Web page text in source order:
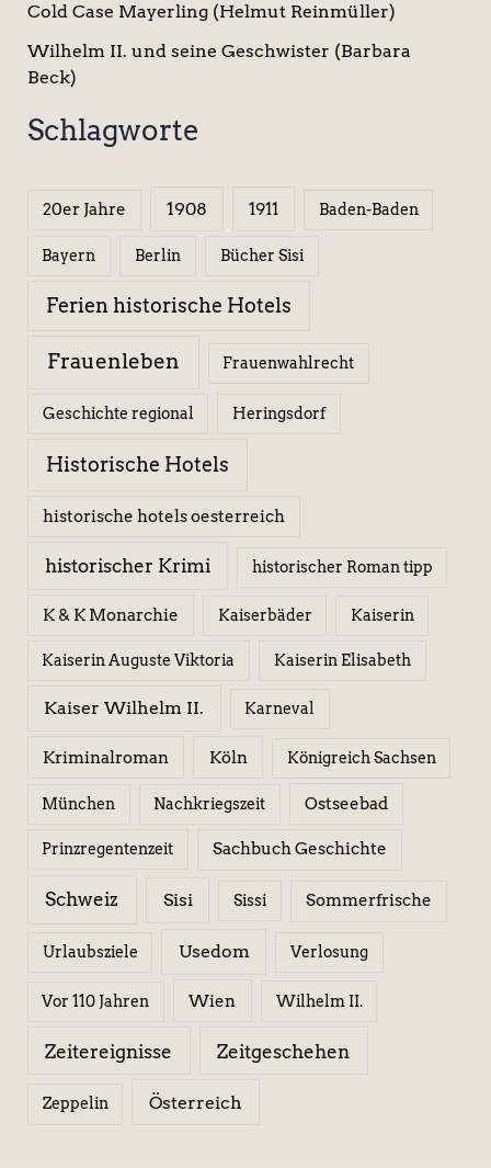
Cold Case Mayerling (Helmut Reinmüller)
Wilhelm II. und seine Geschwister (Barbara
Beck)
Schlagworte
20er Jahre 1908 1911 Baden-Baden
Bayern Berlin Bücher Sisi
Ferien historische Hotels
Frauenleben Frauenwahlrecht
Geschichte regional Heringsdorf
Historische Hotels
historische hotels oesterreich
historischer Krimi historischer Roman tipp
K & K Monarchie Kaiserbäder Kaiserin
Kaiserin Auguste Viktoria Kaiserin Elisabeth
Kaiser Wilhelm II. Karneval
Kriminalroman Köln Königreich Sachsen
München Nachkriegszeit Ostseebad
Prinzregentenzeit Sachbuch Geschichte
Schweiz Sisi Sissi Sommerfrische
Urlaubsziele Usedom Verlosung
Vor 110 Jahren Wien Wilhelm II.
Zeitereignisse Zeitgeschehen
Zeppelin Österreich